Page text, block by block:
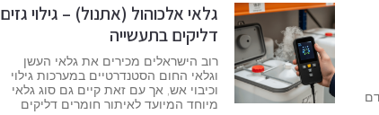
גלאי אלכוהול (אתנול) – גילוי גזים
דליקים בתעשייה
רוב הישראלים מכירים את גלאי העשן
וגלאי החום הסטנדרטיים במערכות גילוי
וכיבוי אש, אך עם זאת קיים גם סוג גלאי
מיוחד המיועד לאיתור חומרים דליקים